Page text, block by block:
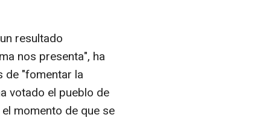
resultado
nos presenta", ha
de "fomentar la
votado el pueblo de
momento de que se